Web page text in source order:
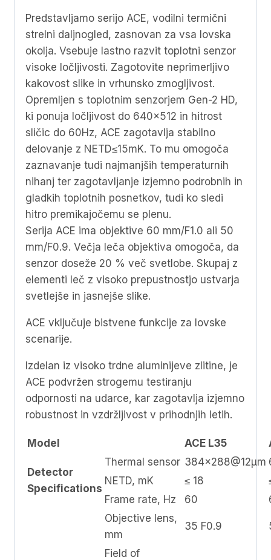
Predstavljamo serijo ACE, vodilni termični
strelni daljnogled, zasnovan za vsa lovska
okolja. Vsebuje lastno razvit toplotni senzor
visoke ločljivosti. Zagotovite neprimerljivo
kakovost slike in vrhunsko zmogljivost.
Opremljen s toplotnim senzorjem Gen-2 HD,
ki ponuja ločljivost do 640×512 in hitrost
sličic do 60Hz, ACE zagotavlja stabilno
delovanje z NETD≤15mK. To mu omogoča
zaznavanje tudi najmanjših temperaturnih
nihanj ter zagotavljanje izjemno podrobnih in
gladkih toplotnih posnetkov, tudi ko sledi
hitro premikajočemu se plenu.
Serija ACE ima objektive 60 mm/F1.0 ali 50
mm/F0.9. Večja leča objektiva omogoča, da
senzor doseže 20 % več svetlobe. Skupaj z
elementi leč z visoko prepustnostjo ustvarja
svetlejše in jasnejše slike.
ACE vključuje bistvene funkcije za lovske
scenarije.
Izdelan iz visoko trdne aluminijeve zlitine, je
ACE podvržen strogemu testiranju
odpornosti na udarce, kar zagotavlja izjemno
robustnost in vzdržljivost v prihodnjih letih.
Model ACE L35
Detector
Specifications
Thermal sensor 384×288@12μm
NETD, mK
≤ 18
Frame rate, Hz
60
Objective lens,
mm
35 F0.9
Field of